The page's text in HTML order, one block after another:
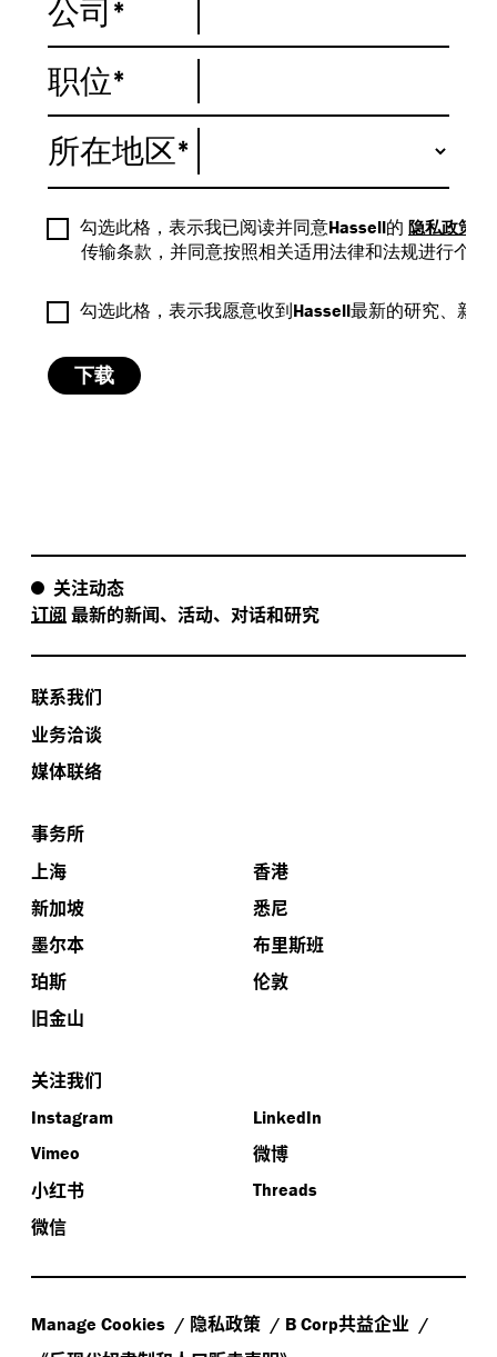
关注动态
订阅 最新的新闻、活动、对话和研究
联系我们
业务洽谈
媒体联络
事务所
上海
香港
新加坡
悉尼
墨尔本
布里斯班
珀斯
伦敦
旧金山
关注我们
Instagram
LinkedIn
Vimeo
微博
小红书
Threads
微信
Manage Cookies 隐私政策 B Corp共益企业